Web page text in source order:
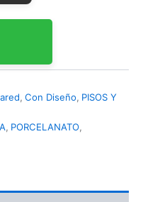
, Con Diseño, PISOS Y
, PORCELANATO,